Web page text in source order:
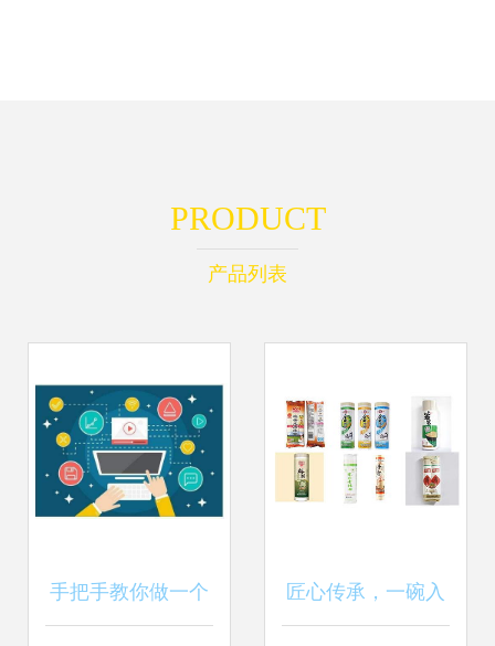
PRODUCT
产品列表
手把手教你做一个 匠心传承，一碗入